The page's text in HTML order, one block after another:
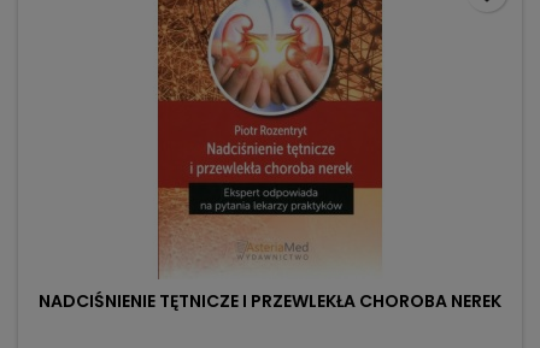
NADCIŚNIENIE TĘTNICZE I PRZEWLEKŁA CHOROBA NEREK